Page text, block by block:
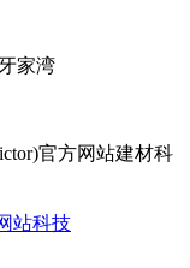
家湾
官方网站建材科
站科技